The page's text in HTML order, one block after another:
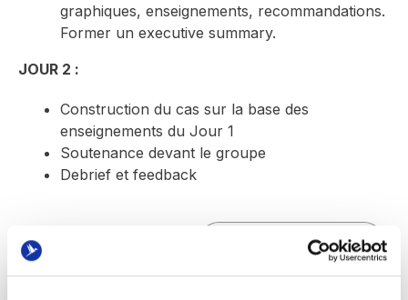
graphiques, enseignements, recommandations.
Former un executive summary.
JOUR 2 :
Construction du cas sur la base des
enseignements du Jour 1
Soutenance devant le groupe
Debrief et feedback
intra